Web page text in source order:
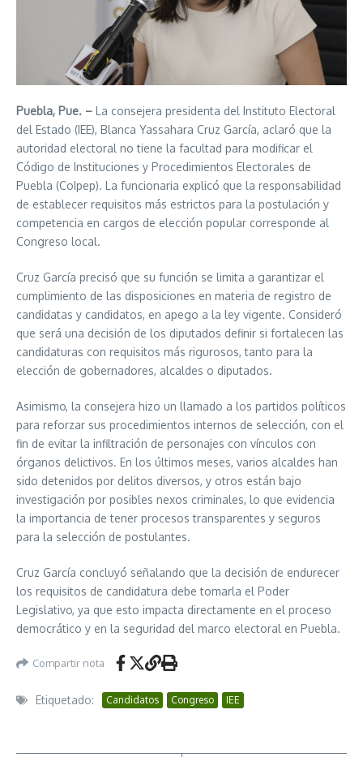
Puebla, Pue. – La consejera presidenta del Instituto Electoral
del Estado (IEE), Blanca Yassahara Cruz García, aclaró que la
autoridad electoral no tiene la facultad para modificar el
Código de Instituciones y Procedimientos Electorales de
Puebla (CoIpep). La funcionaria explicó que la responsabilidad
de establecer requisitos más estrictos para la postulación y
competencia en cargos de elección popular corresponde al
Congreso local.
Cruz García precisó que su función se limita a garantizar el
cumplimiento de las disposiciones en materia de registro de
candidatas y candidatos, en apego a la ley vigente. Consideró
que será una decisión de los diputados definir si fortalecen las
candidaturas con requisitos más rigurosos, tanto para la
elección de gobernadores, alcaldes o diputados.
Asimismo, la consejera hizo un llamado a los partidos políticos
para reforzar sus procedimientos internos de selección, con el
fin de evitar la infiltración de personajes con vínculos con
órganos delictivos. En los últimos meses, varios alcaldes han
sido detenidos por delitos diversos, y otros están bajo
investigación por posibles nexos criminales, lo que evidencia
la importancia de tener procesos transparentes y seguros
para la selección de postulantes.
Cruz García concluyó señalando que la decisión de endurecer
los requisitos de candidatura debe tomarla el Poder
Legislativo, ya que esto impacta directamente en el proceso
democrático y en la seguridad del marco electoral en Puebla.
Compartir nota
Etiquetado: Candidatos Congreso IEE